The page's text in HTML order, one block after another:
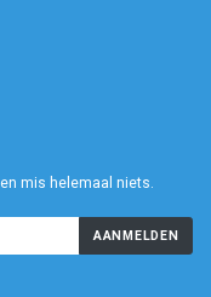
mis helemaal niets.
AANMELDEN